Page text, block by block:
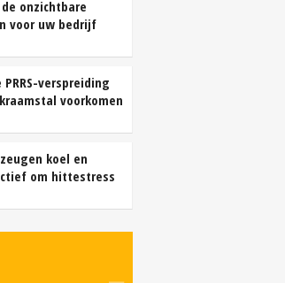
de onzichtbare
voor uw bedrijf
PRRS-verspreiding
voorkomen
koel en
om hittestress